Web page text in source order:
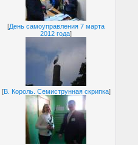
[День самоуправления 7 марта
2012 года]
[В. Король. Семиструнная скрипка]